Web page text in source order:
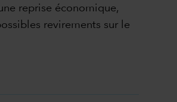
reprise économique,
revirements sur le